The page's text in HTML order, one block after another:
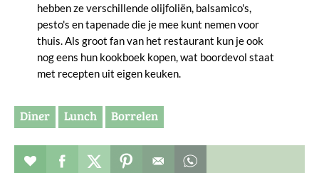
hebben ze verschillende olijfoliën, balsamico's,
pesto's en tapenade die je mee kunt nemen voor
thuis. Als groot fan van het restaurant kun je ook
nog eens hun kookboek kopen, wat boordevol staat
met recepten uit eigen keuken.
Diner Lunch Borrelen
Restaurant toevoegen aan favorieten
Deel dit op facebook
Deel dit op twitter
Deel dit op pinterest